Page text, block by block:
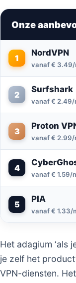
Onze
1
NordVPN
vanaf € 3.49/
2
Surfshark
vanaf € 2.49/
3
Proton
vanaf € 2.99/
4
vanaf € 1.59/
5
PIA
vanaf € 1.33/
Het adagium ‘als
je zelf het
VPN-diensten.